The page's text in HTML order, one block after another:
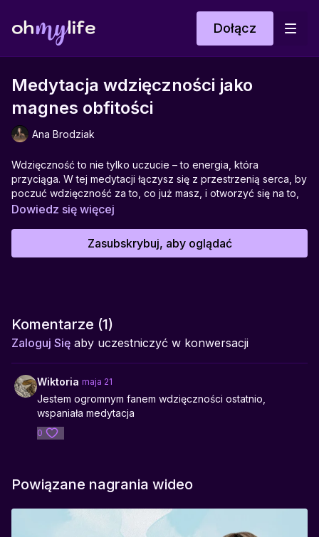
Dołącz
Medytacja wdzięczności jako
magnes obfitości
Ana Brodziak
Wdzięczność to nie tylko uczucie – to energia, która
przyciąga. W tej medytacji łączysz się z przestrzenią serca, by
poczuć wdzięczność za to, co już masz, i otworzyć się na to,
co jeszcze przed Tobą. Przez oddech, uważność i
i spełnienia – zanim wydarzy się to, czego pragniesz.
To praktyka kreowania życia pełnego obfitości, w której
przywoływaniu radości, wzmacnianiu poczucia spełnienia,
zauważaniu dobra w codzienności
Idealna do:
porannej medytacji, pracy z intencją, momentów zatrzymania,
gdy chcesz poczuć lekkość i radość w swoim ciele
Dowiedz się więcej
Zasubskrybuj, aby oglądać
Komentarze (1)
Zaloguj Się aby uczestniczyć w konwersacji
Wiktoria maja 21
Jestem ogromnym fanem wdzięczności ostatnio,
wspaniała medytacja
0
Powiązane nagrania wideo